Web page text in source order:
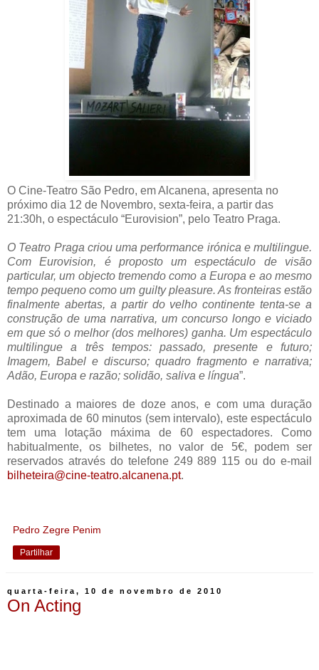
O Cine-Teatro São Pedro, em Alcanena, apresenta no
próximo dia 12 de Novembro, sexta-feira, a partir das
21:30h, o espectáculo “Eurovision”, pelo Teatro Praga.
O Teatro Praga criou uma performance irónica e multilingue.
Com Eurovision, é proposto um espectáculo de visão
particular, um objecto tremendo como a Europa e ao mesmo
tempo pequeno como um guilty pleasure. As fronteiras estão
finalmente abertas, a partir do velho continente tenta-se a
construção de uma narrativa, um concurso longo e viciado
em que só o melhor (dos melhores) ganha. Um espectáculo
multilingue a três tempos: passado, presente e futuro;
Imagem, Babel e discurso; quadro fragmento e narrativa;
Adão, Europa e razão; solidão, saliva e língua”.
Destinado a maiores de doze anos, e com uma duração
aproximada de 60 minutos (sem intervalo), este espectáculo
tem uma lotação máxima de 60 espectadores. Como
habitualmente, os bilhetes, no valor de 5€, podem ser
reservados através do telefone 249 889 115 ou do e-mail
bilheteira@cine-teatro.alcanena.pt.
Pedro Zegre Penim
Partilhar
quarta-feira, 10 de novembro de 2010
On Acting